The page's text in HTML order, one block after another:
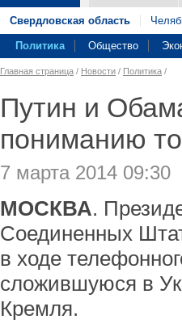
Свердловская область
Политика Общество
Главная страница / Новости / Политика /
Путин и
пониманию
7 марта 2014 09:30
МОСКВА.
Соединенных
в ходе
сложившуюся в
Кремля.